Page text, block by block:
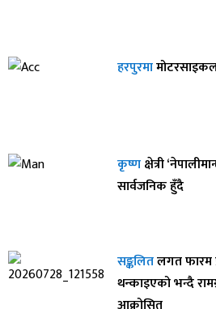
हरपुरमा
कृष्णक्षेत्री
सार्वजनिक हुँदै
सङ्कलितलगत फारम
थन्काइएको भन्दै